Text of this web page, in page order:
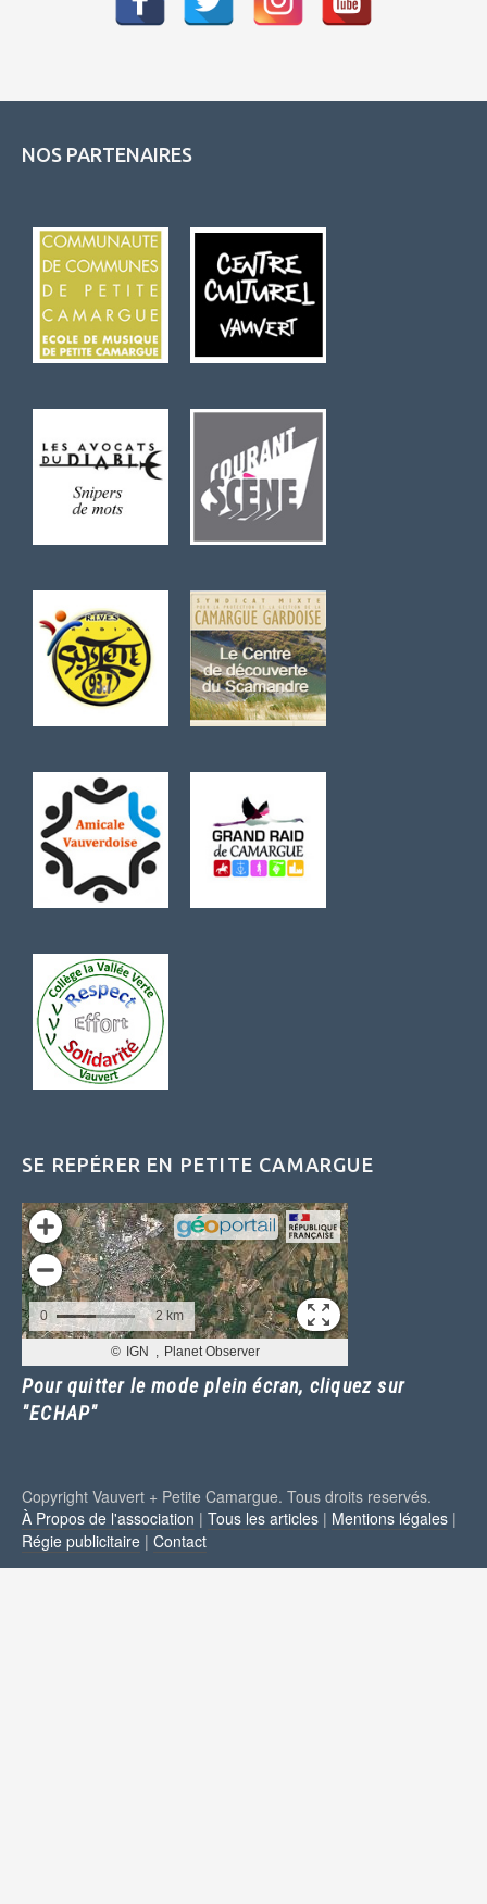
NOS PARTENAIRES
SE REPÉRER EN PETITE CAMARGUE
Pour quitter le mode plein écran, cliquez sur
"ECHAP"
Copyright Vauvert + Petite Camargue. Tous droits reservés.
À Propos de l'association | Tous les articles | Mentions légales |
Régie publicitaire | Contact